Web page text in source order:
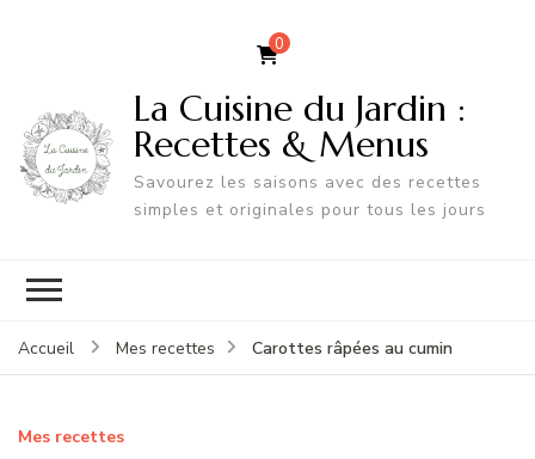
0
La Cuisine du Jardin :
Recettes & Menus
Savourez les saisons avec des recettes
simples et originales pour tous les jours
Accueil Mes recettes Carottes râpées au cumin
Mes recettes